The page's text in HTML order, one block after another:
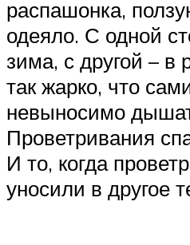
распашонка,
одеяло. С одной
зима, с другой –
так жарко, что
невыносимо
Проветривания
И то, когда
уносили в другое